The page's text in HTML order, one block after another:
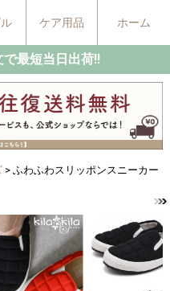
ケア用品 ホーム
最短当日出荷!!
> ふわふわスリッポンスニーカー